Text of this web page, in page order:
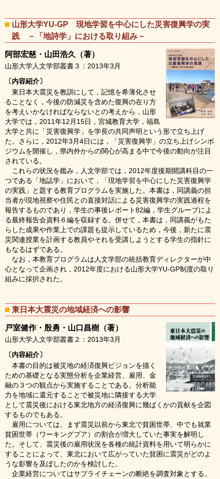
山形大学YU-GP 現地学習を中心にした災害復興学の実
践 －「地詩学」における取り組み－
阿部宏慈・山田浩久（著）
山形大学人文学部叢書３：2013年3月
〔内容紹介〕
東日本大震災を教訓にして，記憶を希薄化させ
ることなく，今後の防減災を含めた復興の在り方
を考えいかなければならないとの考えから，山形
大学では，2011年12月15日，宮城教育大学，福島
大学と共に「災害復興学」を学長の共同声明という形で立ち上げ
た。さらに，2012年3月4日には，「災害復興学」の立ち上げシンポ
ジウムを開催し，県内外からの関心が高まる中で今後の動向が注目
されている。
これらの状況を鑑み，人文学部では，2012年度後期開講科目の一
つである「地誌学」において，「現地学習を中心にした災害復興学
の実践」と題する教育プログラムを実施した。本書は，同講義の担
当者が現地視察や住民との直接対話による災害復興学の実践過程を
報告するものであり，学生の事後レポート82編，学生グループによ
る最終報告会資料６編を収録する。併せて，本書は，同講義がもた
らした成果や作業上での課題も提示しているため，今後，新たに震
災関連授業を計画する教員やそれを受講しようとする学生の指針に
もなるはずである。
なお，本教育プログラムは人文学部の統括教育ディレクターが中
心となって企画され，2012年度における山形大学YU-GP制度の取り
組みに採択された。
東日本大震災の地域経済への影響
戸室健作・殷勇・山口昌樹（著）
山形大学人文学部叢書２：2013年3月
〔内容紹介〕
本書の目的は被災地の経済復興ビジョンを描く
ための基礎となる実態分析を企業経営、雇用、金
融の３つの観点から実施することである。分析能
力を地域に還元することで被災地に隣接する大学
として震災後における東北地方の経済復興に幾ばくかの貢献を企図
するものでもある。
雇用については、まず震災以前から東北で貧困世帯、中でも就業
貧困世帯（ワーキングプア）の割合が増大していた事実を解明し
た。そして、震災後の雇用状況を各種の統計資料を用いて明らかに
することによって、東北において広がっていた貧困に震災がどのよ
うな影響を及ぼしたのかを検討した。
企業経営についてはサプライチェーンの断絶を調査対象とする。